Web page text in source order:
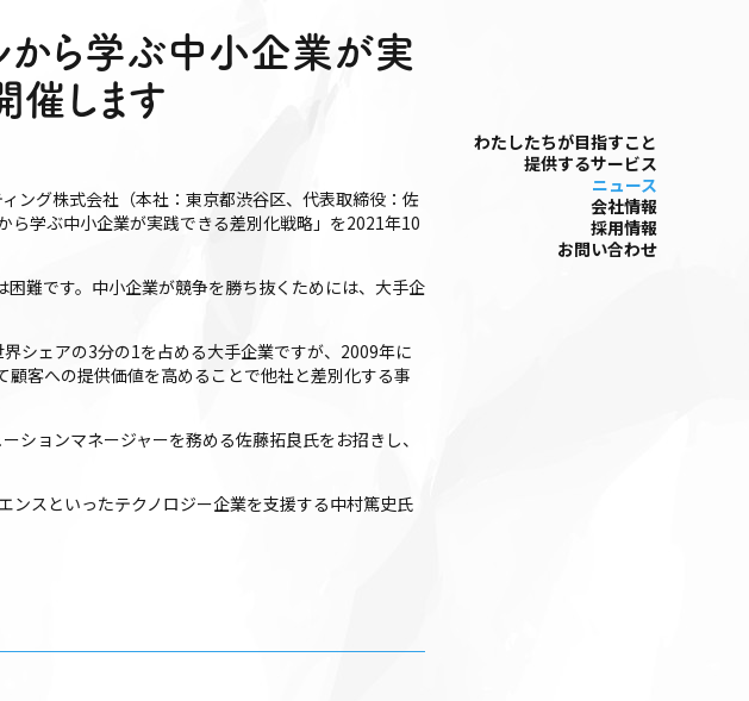
から学ぶ中小企業が実
催します
ング株式会社（本社：東京都渋谷区、代表取締役：佐
ら学ぶ中小企業が実践できる差別化戦略」を2021年10
難です。中小企業が競争を勝ち抜くためには、大手企
シェアの3分の1を占める大手企業ですが、2009年に
客への提供価値を高めることで他社と差別化する事
ョンマネージャーを務める佐藤拓良氏をお招きし、
ンスといったテクノロジー企業を支援する中村篤史氏
わたしたちが⽬指すこと
提供するサービス
ニュース
会社情報
採⽤情報
お問い合わせ